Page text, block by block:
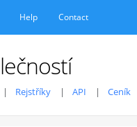
Help Contact
Rejstříky API Ceník